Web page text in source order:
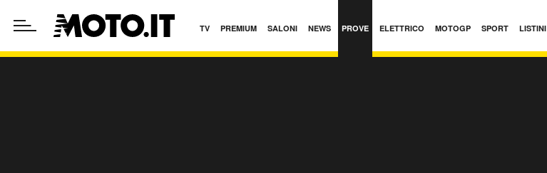
TV PREMIUM SALONI NEWS PROVE ELETTRICO MOTOGP SPORT LISTINI